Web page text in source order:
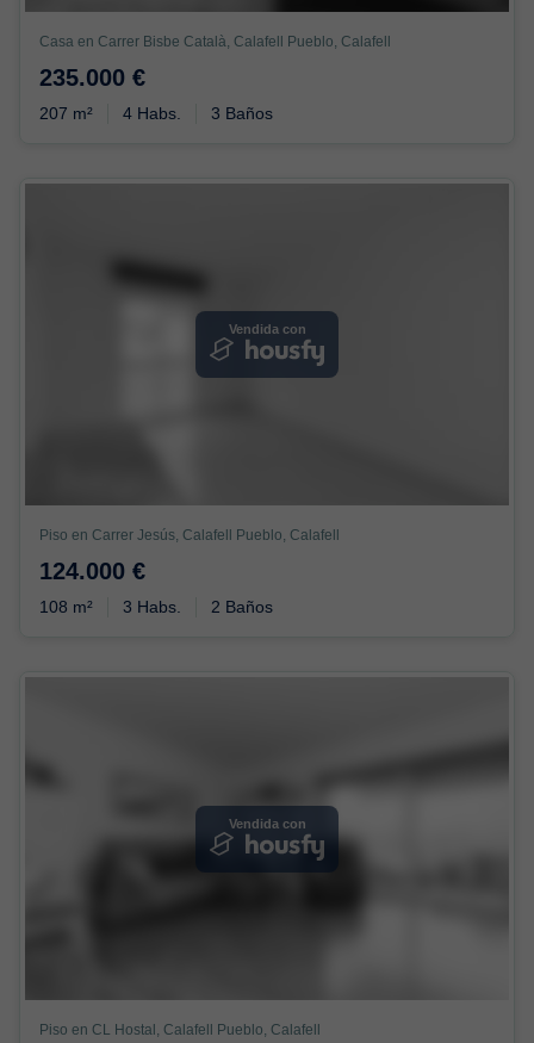
Casa en Carrer Bisbe Català, Calafell Pueblo, Calafell
235.000 €
207 m² 4 Habs. 3 Baños
Vendida con
Piso en Carrer Jesús, Calafell Pueblo, Calafell
124.000 €
108 m² 3 Habs. 2 Baños
Vendida con
Piso en CL Hostal, Calafell Pueblo, Calafell